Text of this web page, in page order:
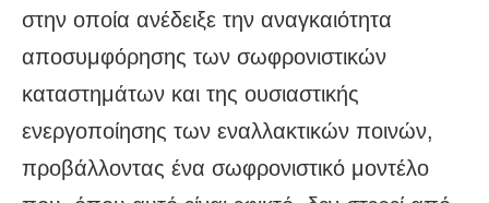
στην οποία ανέδειξε την αναγκαιότητα
αποσυμφόρησης των σωφρονιστικών
καταστημάτων και της ουσιαστικής
ενεργοποίησης των εναλλακτικών ποινών,
προβάλλοντας ένα σωφρονιστικό μοντέλο